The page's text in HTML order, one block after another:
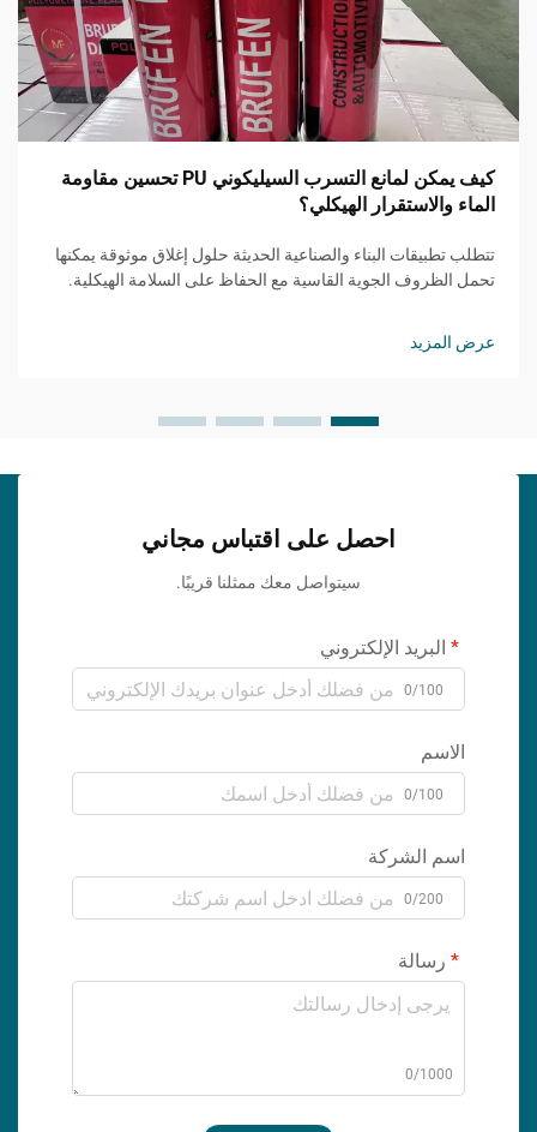
كيف يمكن لمانع التسرب السيليكوني PU تحسين مقاومة
الماء والاستقرار الهيكلي؟
تتطلب تطبيقات البناء والصناعية الحديثة حلول إغلاق موثوقة يمكنها
تحمل الظروف الجوية القاسية مع الحفاظ على السلامة الهيكلية.
عرض المزيد
احصل على اقتباس مجاني
سيتواصل معك ممثلنا قريبًا.
البريد الإلكتروني
0/100
الاسم
0/100
اسم الشركة
0/200
رسالة
0/1000